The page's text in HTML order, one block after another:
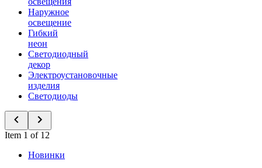
Наружное
освещение
Гибкий
неон
Светодиодный
декор
Электроустановочные
изделия
Светодиоды
Item 1 of 12
Новинки